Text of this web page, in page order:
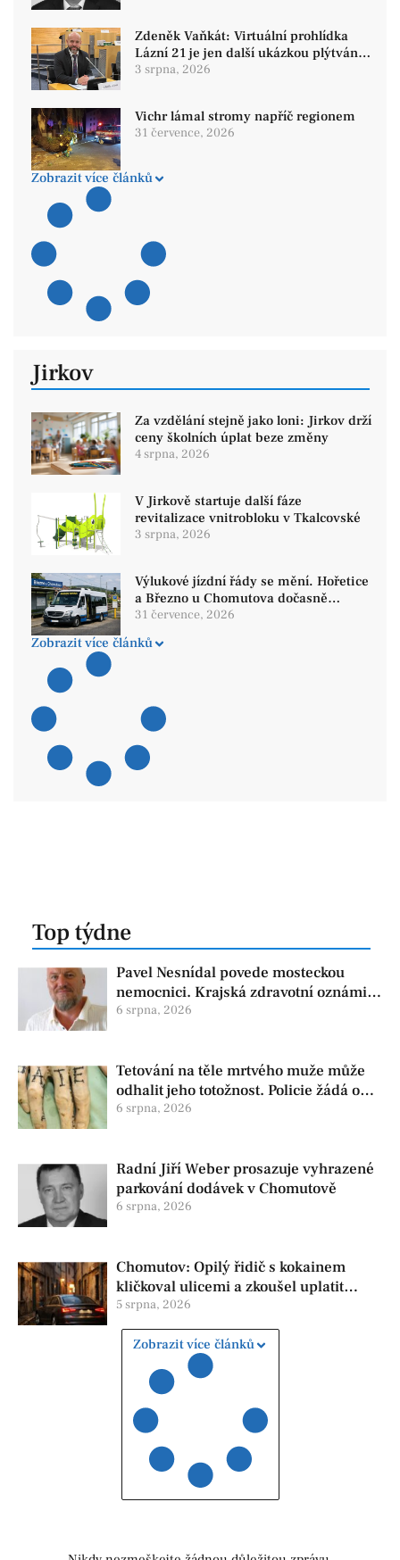
Zdeněk Vaňkát: Virtuální prohlídka
Lázní 21 je jen další ukázkou plýtvání
financemi
3 srpna, 2026
Vichr lámal stromy napříč regionem
31 července, 2026
Zobrazit více článků
Jirkov
Za vzdělání stejně jako loni: Jirkov drží
ceny školních úplat beze změny
4 srpna, 2026
V Jirkově startuje další fáze
revitalizace vnitrobloku v Tkalcovské
3 srpna, 2026
Výlukové jízdní řády se mění. Hořetice
a Březno u Chomutova dočasně
obslouží mikrobusy
31 července, 2026
Zobrazit více článků
Top týdne
Pavel Nesnídal povede mosteckou
nemocnici. Krajská zdravotní oznámila
změnu ve vedení
6 srpna, 2026
Tetování na těle mrtvého muže může
odhalit jeho totožnost. Policie žádá o
pomoc
6 srpna, 2026
Radní Jiří Weber prosazuje vyhrazené
parkování dodávek v Chomutově
6 srpna, 2026
Chomutov: Opilý řidič s kokainem
kličkoval ulicemi a zkoušel uplatit
policisty
5 srpna, 2026
Zobrazit více článků